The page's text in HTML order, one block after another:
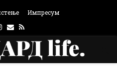
Импресум
Instagram
Email
Rss